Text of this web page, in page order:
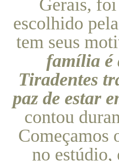
Gerais,
escolhido
tem seus
família é
Tiradentes
paz de estar
contou
Começamos
no